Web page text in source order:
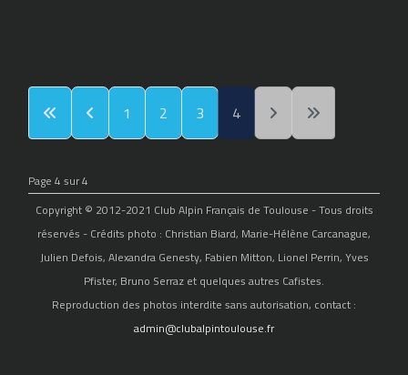
1 2 3 4
Page 4 sur 4
Copyright © 2012-2021 Club Alpin Français de Toulouse - Tous droits
réservés - Crédits photo : Christian Biard, Marie-Hélène Carcanague,
Julien Defois, Alexandra Genesty, Fabien Mitton, Lionel Perrin, Yves
Pfister, Bruno Serraz et quelques autres Cafistes.
Reproduction des photos interdite sans autorisation, contact :
admin@clubalpintoulouse.fr